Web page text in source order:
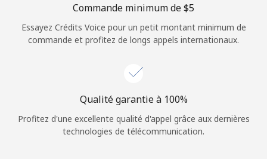
Commande minimum de ⁦$5⁩
Essayez Crédits Voice pour un petit montant minimum de
commande et profitez de longs appels internationaux.
Qualité garantie à 100%
Profitez d'une excellente qualité d'appel grâce aux dernières
technologies de télécommunication.